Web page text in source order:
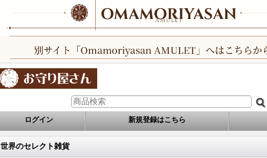
ログイン 新規登録はこちら
世界のセレクト雑貨